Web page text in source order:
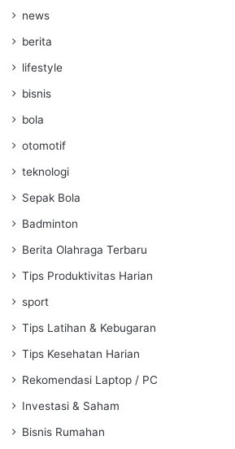
news
berita
lifestyle
bisnis
bola
otomotif
teknologi
Sepak Bola
Badminton
Berita Olahraga Terbaru
Tips Produktivitas Harian
sport
Tips Latihan & Kebugaran
Tips Kesehatan Harian
Rekomendasi Laptop / PC
Investasi & Saham
Bisnis Rumahan